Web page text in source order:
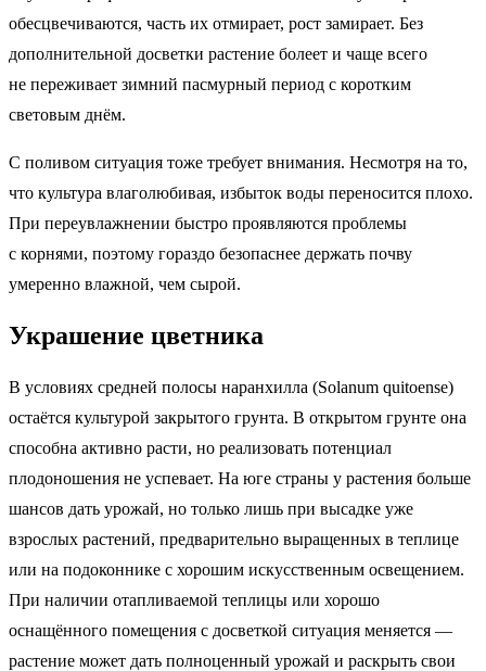
обесцвечиваются, часть их отмирает, рост замирает. Без
дополнительной досветки растение болеет и чаще всего
не переживает зимний пасмурный период с коротким
световым днём.
С поливом ситуация тоже требует внимания. Несмотря на то,
что культура влаголюбивая, избыток воды переносится плохо.
При переувлажнении быстро проявляются проблемы
с корнями, поэтому гораздо безопаснее держать почву
умеренно влажной, чем сырой.
Украшение цветника
В условиях средней полосы наранхилла (Solanum quitoense)
остаётся культурой закрытого грунта. В открытом грунте она
способна активно расти, но реализовать потенциал
плодоношения не успевает. На юге страны у растения больше
шансов дать урожай, но только лишь при высадке уже
взрослых растений, предварительно выращенных в теплице
или на подоконнике с хорошим искусственным освещением.
При наличии отапливаемой теплицы или хорошо
оснащённого помещения с досветкой ситуация меняется —
растение может дать полноценный урожай и раскрыть свои